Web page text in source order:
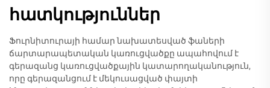
հատկություններ
Ֆուրնիտուրայի համար նախատեսված ֆաների
ճարտարապետական կառուցվածքը ապահովում է
գերազանց կառուցվածքային կատարողականություն,
որը գերազանցում է մեկուսացված փայտի